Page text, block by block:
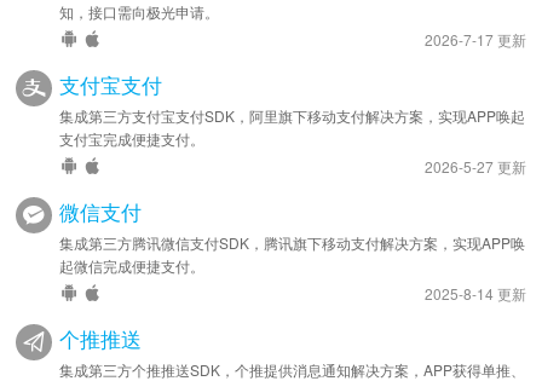
知，接口需向极光申请。
2026-7-17 更新
支付宝支付
集成第三方支付宝支付SDK，阿里旗下移动支付解决方案，实现APP唤起
支付宝完成便捷支付。
2026-5-27 更新
微信支付
集成第三方腾讯微信支付SDK，腾讯旗下移动支付解决方案，实现APP唤
起微信完成便捷支付。
2025-8-14 更新
个推推送
集成第三方个推推送SDK，个推提供消息通知解决方案，APP获得单推、